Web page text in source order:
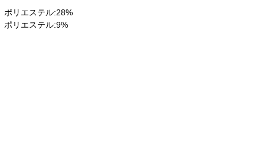
リエステル:28%
リエステル:9%